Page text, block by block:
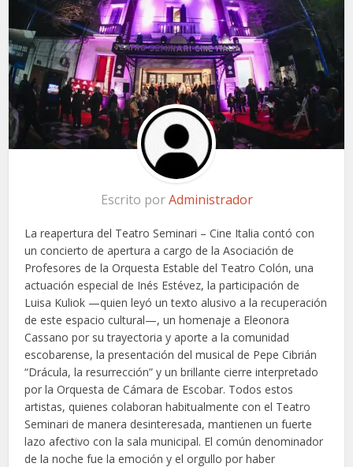
Escrito porAdministrador
La reapertura del Teatro Seminari – Cine Italia contó con
un concierto de apertura a cargo de la Asociación de
Profesores de la Orquesta Estable del Teatro Colón, una
actuación especial de Inés Estévez, la participación de
Luisa Kuliok —quien leyó un texto alusivo a la recuperación
de este espacio cultural—, un homenaje a Eleonora
Cassano por su trayectoria y aporte a la comunidad
escobarense, la presentación del musical de Pepe Cibrián
“Drácula, la resurrección” y un brillante cierre interpretado
por la Orquesta de Cámara de Escobar. Todos estos
artistas, quienes colaboran habitualmente con el Teatro
Seminari de manera desinteresada, mantienen un fuerte
lazo afectivo con la sala municipal. El común denominador
de la noche fue la emoción y el orgullo por haber